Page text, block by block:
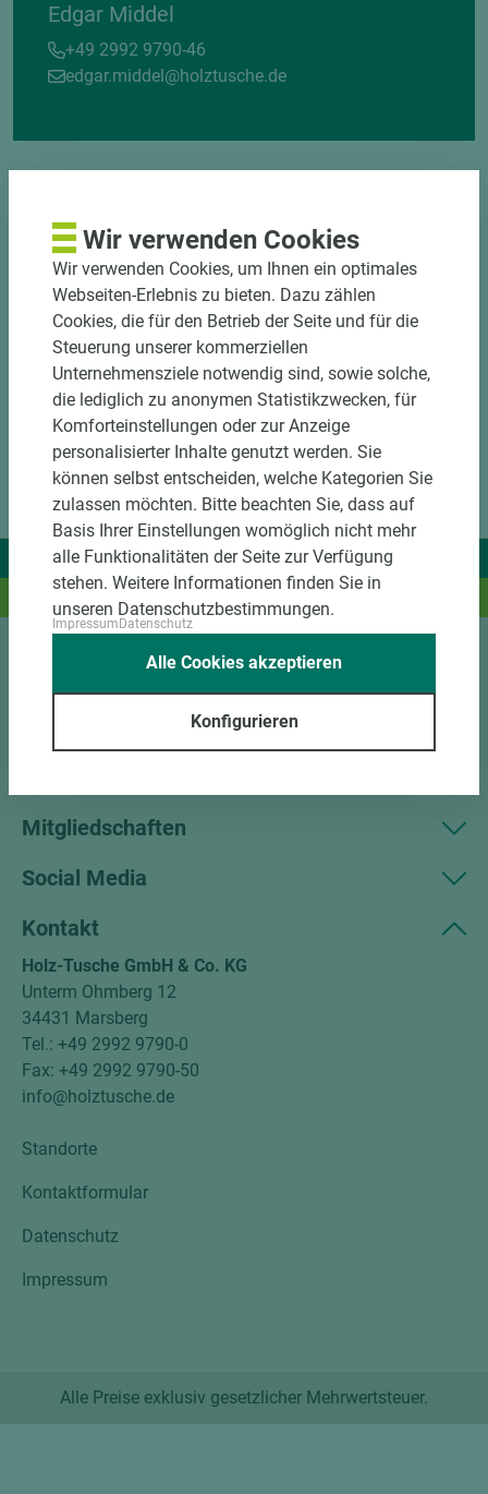
Edgar Middel
+49 2992 9790-46
edgar.middel@holztusche.de
DOWNLOADS
Wir liefern Ideen.
Und das passende Holz dazu.
Mitgliedschaften
Social Media
Kontakt
Holz-Tusche GmbH & Co. KG
Unterm Ohmberg 12
34431 Marsberg
Tel.: +49 2992 9790-0
Fax: +49 2992 9790-50
info@holztusche.de
Standorte
Kontaktformular
Datenschutz
Impressum
Alle Preise exklusiv gesetzlicher Mehrwertsteuer.
Wir verwenden Cookies
Wir verwenden Cookies, um Ihnen ein optimales
Webseiten-Erlebnis zu bieten. Dazu zählen
Cookies, die für den Betrieb der Seite und für die
Steuerung unserer kommerziellen
Unternehmensziele notwendig sind, sowie solche,
die lediglich zu anonymen Statistikzwecken, für
Komforteinstellungen oder zur Anzeige
personalisierter Inhalte genutzt werden. Sie
können selbst entscheiden, welche Kategorien Sie
zulassen möchten. Bitte beachten Sie, dass auf
Basis Ihrer Einstellungen womöglich nicht mehr
alle Funktionalitäten der Seite zur Verfügung
stehen. Weitere Informationen finden Sie in
unseren Datenschutzbestimmungen.
ImpressumDatenschutz
Konfigurieren
Alle Cookies akzeptieren